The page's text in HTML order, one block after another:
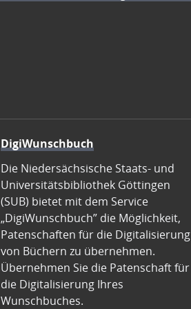
DigiWunschbuch
Die Niedersächsische Staats- und
Universitätsbibliothek Göttingen
(SUB) bietet mit dem Service
„DigiWunschbuch” die Möglichkeit,
Patenschaften für die Digitalisierung
von Büchern zu übernehmen.
Übernehmen Sie die Patenschaft für
die Digitalisierung Ihres
Wunschbuches.